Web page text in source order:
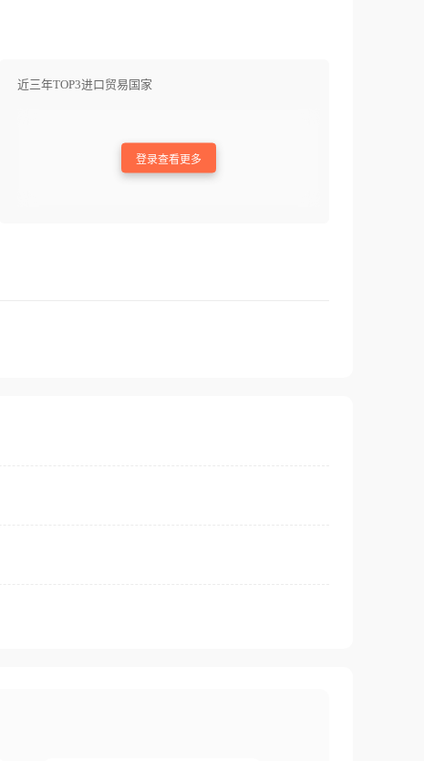
近三年TOP3进口贸易国家
登录查看更多